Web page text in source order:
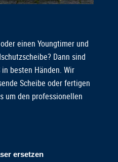
einen Youngtimer und
Dann sind
in besten Händen. Wir
Scheibe oder fertigen
um den professionellen
ersetzen